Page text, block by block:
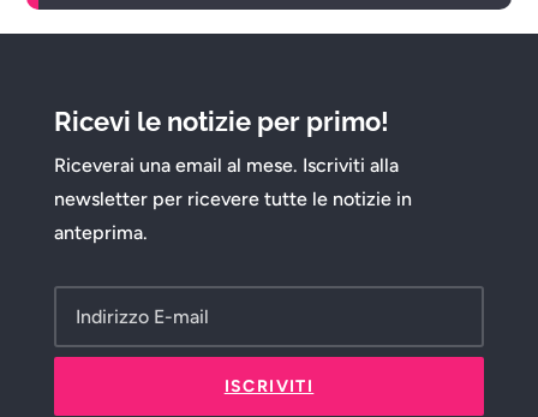
Ricevi le notizie per primo!
Riceverai una email al mese. Iscriviti alla
newsletter per ricevere tutte le notizie in
anteprima.
ISCRIVITI